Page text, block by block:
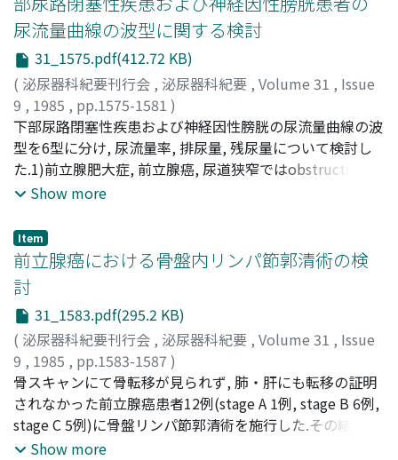
Tsuyoshi;KANEKO, Yoshiteru ;NAKATSUJI, Fumiyoshi;
YOSHIDA, Koujiro;YOSHIE, Touru;MORITA, Noboru
HIRAMATSU, Tadashi;TABATA, Shoichi
尿流量曲線の波型に関する検討
31_1575.pdf(412.72 KB)
( 泌尿器科紀要刊行会 , 泌尿器科紀要 , Volume 31 , Issue
9 , 1985 , pp.1575-1581 )
清水, 嘉門;高橋, 康男;中井, 克幸;今井, 強一;山中, 英寿;
黛, 卓爾;佐藤, 仁;SHIMIZU, Kamon;TAKAHASHI, Yasuo
NAKAI, Katsuyuki;IMAI, Kyoichi;YAMANAKA, Hidetoshi
MAYUZUMI, Takuzi
下部尿路閉塞性疾患および神経因性膀胱の尿流量曲線の波
型を6型に分け, 尿流量率, 排尿量, 残尿量について検討し
た.1)前立腺肥大症, 前立腺癌, 尿道狭窄ではobstructive
diseases (OB)型がもっとも多かった.膀胱頸部硬化症でも
が, 33.3%と上記3疾患より多く認められた.2)波型別の尿
流量率は, normal (N)型・Postirior peak (PP)型が良好で,
AP型・others (OT)型・OB型・neurogenic bladder (NB)
型の順に低値を示していた.3)下部尿路閉塞性疾患におけ
る, 波型と排尿量, 残尿量の関係は, N型・PP型は排尿量が
多く残尿量が少ない.AP型・OT型は100 ml以上の排尿量と
50 ml未満の残尿量を示す例が多いが, OB型は100 ml未満
の排尿量と50 ml以上の残尿量を認める例が多かった.NB
型は, 排尿量, 残尿量とも少なかった.4)神経因性膀胱にお
ける波型は, NB型が51.7%と過半数を占めており, 神経因
性膀胱に特徴的であった
Show more
Item
前立腺癌における骨盤内リンパ節郭清術の検
討
31_1583.pdf(295.2 KB)
( 泌尿器科紀要刊行会 , 泌尿器科紀要 , Volume 31 , Issue
9 , 1985 , pp.1583-1587 )
林正, 健二;石川, 悟;根本, 良介;小磯, 謙吉;武島, 仁;内田,
克紀;Rinsho, Kenji;Ishikawa, Satoru;Nemoto, Ryosuke
Koiso, Kenkichi;Takeshima, Hitoshi;Uchida, Katsunori
骨スキャンにて骨転移が見られず, 肺・肝にも転移の証明
されなかった前立腺癌患者12例(stage A 1例, stage B 6例,
stage C 5例)に骨盤リンパ節郭清術を施行した.その結果
stage Bで2例(33%), stage Cで5例(100%), 計7例において
Show more